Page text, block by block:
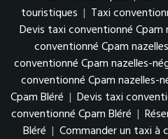
touristiques | Taxi
Devis taxi conventionné Cpam
conventionné Cpam
conventionné Cpam nazelles-
conventionné Cpam nazelles-
Cpam Bléré | Devis taxi
conventionné Cpam Bléré |
Bléré | Commander un taxi à